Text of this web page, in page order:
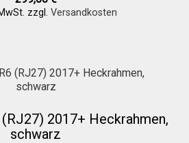
zzgl. Versandkosten
(RJ27) 2017+ Heckrahmen,
schwarz